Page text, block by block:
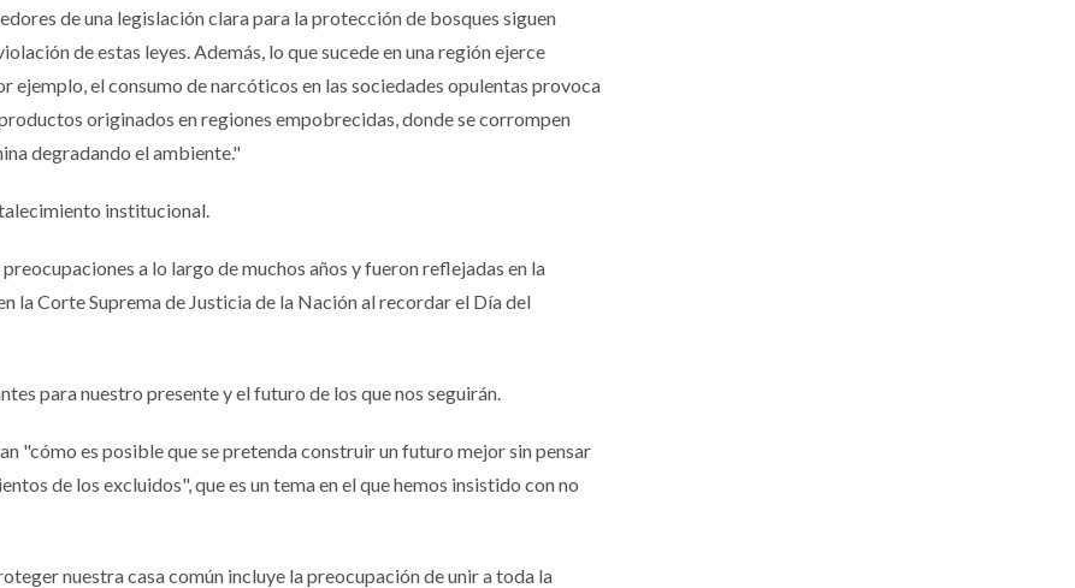
de una legislación clara para la protección de bosques siguen
de estas leyes. Además, lo que sucede en una región ejerce
ejemplo, el consumo de narcóticos en las sociedades opulentas provoca
originados en regiones empobrecidas, donde se corrompen
degradando el ambiente."
institucional.
a lo largo de muchos años y fueron reflejadas en la
la Corte Suprema de Justicia de la Nación al recordar el Día del
para nuestro presente y el futuro de los que nos seguirán.
"cómo es posible que se pretenda construir un futuro mejor sin pensar
de los excluidos", que es un tema en el que hemos insistido con no
nuestra casa común incluye la preocupación de unir a toda la